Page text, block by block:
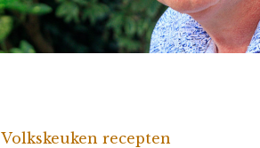
Volkskeuken recepten